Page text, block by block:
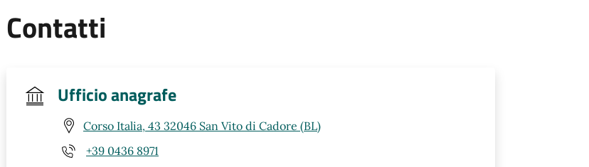
Contatti
Ufficio anagrafe
Corso Italia, 43 32046 San Vito di Cadore (BL)
+39 0436 8971